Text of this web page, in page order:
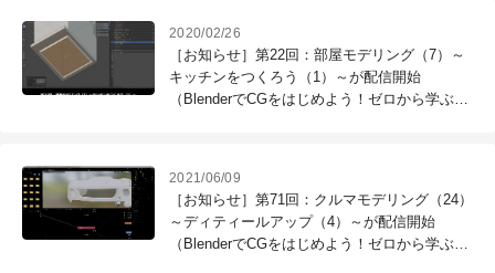
2020/02/26
［お知らせ］第22回：部屋モデリング（7）～
キッチンをつくろう（1）～が配信開始
（BlenderでCGをはじめよう！ゼロから学ぶ
2021/06/09
［お知らせ］第71回：クルマモデリング（24）
～ディティールアップ（4）～が配信開始
（BlenderでCGをはじめよう！ゼロから学ぶ